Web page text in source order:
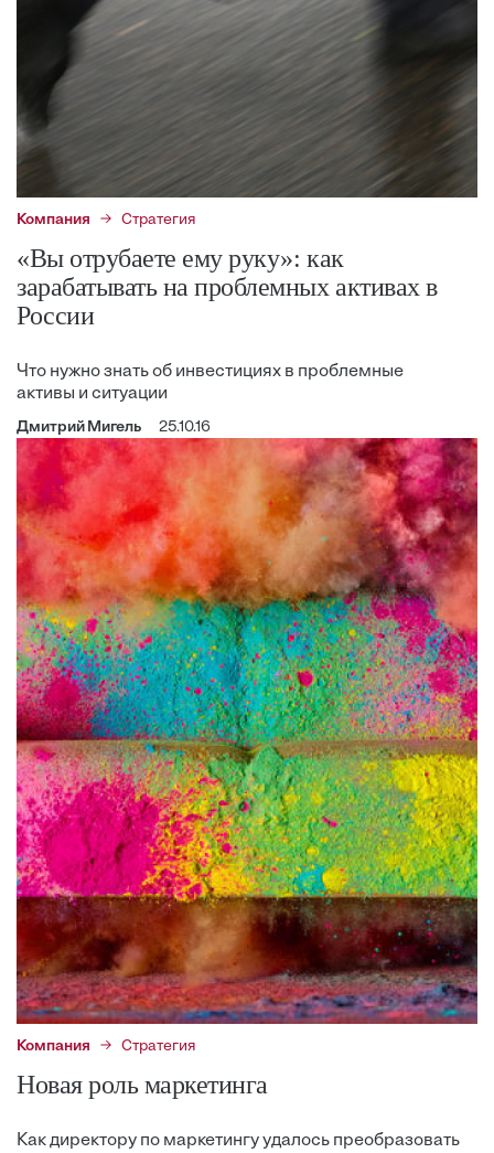
Компания Стратегия
«Вы отрубаете ему руку»: как
зарабатывать на проблемных активах в
России
Что нужно знать об инвестициях в проблемные
активы и ситуации
Дмитрий Мигель 25.10.16
Компания Стратегия
Новая роль маркетинга
Как директору по маркетингу удалось преобразовать